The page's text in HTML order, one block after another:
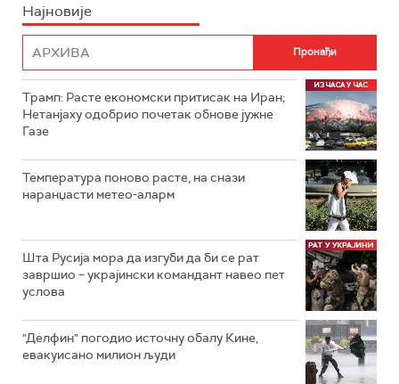
Најновије
Трамп: Расте економски притисак на Иран;
Нетанјаху одобрио почетак обнове јужне
Газе
Температура поново расте, на снази
наранџасти метео-аларм
Шта Русија мора да изгуби да би се рат
завршио – украјински командант навео пет
услова
"Делфин" погодио источну обалу Кине,
евакуисано милион људи